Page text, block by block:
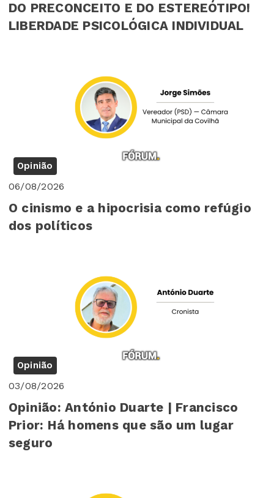
DO PRECONCEITO E DO ESTEREÓTIPO!
LIBERDADE PSICOLÓGICA INDIVIDUAL
Opinião
06/08/2026
O cinismo e a hipocrisia como refúgio
dos políticos
Opinião
03/08/2026
Opinião: António Duarte | Francisco
Prior: Há homens que são um lugar
seguro